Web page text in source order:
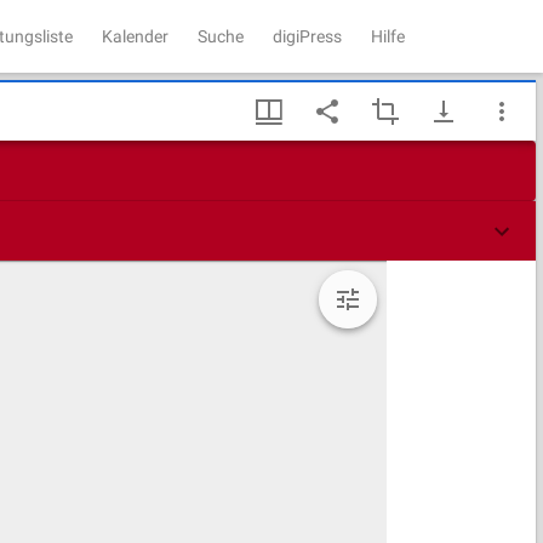
Kalender Suche digiPress Hilfe